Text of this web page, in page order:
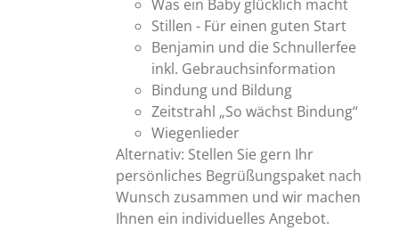
Was ein Baby glücklich macht
Stillen - Für einen guten Start
Benjamin und die Schnullerfee
inkl. Gebrauchsinformation
Bindung und Bildung
Zeitstrahl „So wächst Bindung“
Wiegenlieder
Alternativ: Stellen Sie gern Ihr
persönliches Begrüßungspaket nach
Wunsch zusammen und wir machen
Ihnen ein individuelles Angebot.